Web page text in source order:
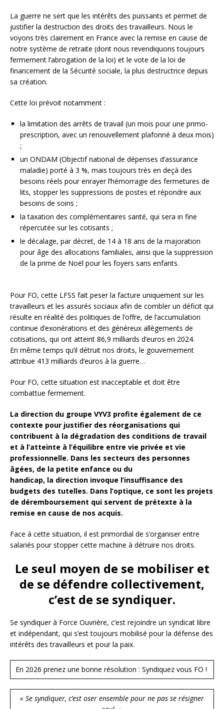
La guerre ne sert que les intérêts des puissants et permet de
justifier la destruction des droits des travailleurs. Nous le
voyons très clairement en France avec la remise en cause de
notre système de retraite (dont nous revendiquons toujours
fermement l’abrogation de la loi) et le vote de la loi de
financement de la Sécurité sociale, la plus destructrice depuis
sa création.
Cette loi prévoit notamment :
la limitation des arrêts de travail (un mois pour une primo-
prescription, avec un renouvellement plafonné à deux mois)
;
un ONDAM (Objectif national de dépenses d’assurance
maladie) porté à 3 %, mais toujours très en deçà des
besoins réels pour enrayer l’hémorragie des fermetures de
lits, stopper les suppressions de postes et répondre aux
besoins de soins ;
la taxation des complémentaires santé, qui sera in fine
répercutée sur les cotisants ;
le décalage, par décret, de 14 à 18 ans de la majoration
pour âge des allocations familiales, ainsi que la suppression
de la prime de Noël pour les foyers sans enfants.
Pour FO, cette LFSS fait peser la facture uniquement sur les
travailleurs et les assurés sociaux afin de combler un déficit qui
résulte en réalité des politiques de l’offre, de l’accumulation
continue d’exonérations et des généreux allègements de
cotisations, qui ont atteint 86,9 milliards d’euros en 2024.
En même temps qu’il détruit nos droits, le gouvernement
attribue 413 milliards d’euros à la guerre…
Pour FO, cette situation est inacceptable et doit être
combattue fermement.
La direction du groupe VYV3 profite également de ce
contexte pour justifier des réorganisations qui
contribuent à la dégradation des conditions de travail
et à l’atteinte à l’équilibre entre vie privée et vie
professionnelle. Dans les secteurs des personnes
âgées, de la petite enfance ou du
handicap, la direction invoque l’insuffisance des
budgets des tutelles. Dans l’optique, ce sont les projets
de déremboursement qui servent de prétexte à la
remise en cause de nos acquis.
Face à cette situation, il est primordial de s’organiser entre
salariés pour stopper cette machine à détruire nos droits.
Le seul moyen de se mobiliser et
de se défendre collectivement,
c’est de se syndiquer.
Se syndiquer à Force Ouvrière, c’est rejoindre un syndicat libre
et indépendant, qui s’est toujours mobilisé pour la défense des
intérêts des travailleurs et pour la paix.
En 2026 prenez une bonne résolution : Syndiquez vous FO !
« Se syndiquer, c’est oser ensemble pour ne pas se résigner